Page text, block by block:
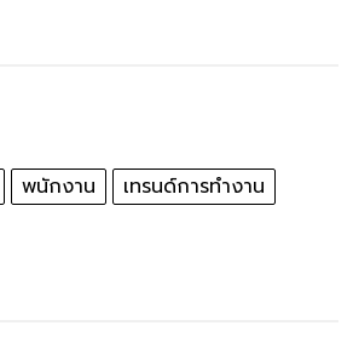
พนักงาน
เทรนด์การทำงาน